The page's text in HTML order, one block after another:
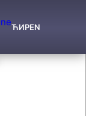
ЋИРEN